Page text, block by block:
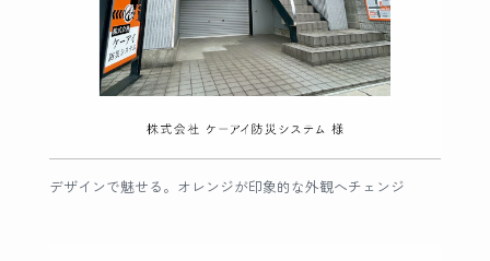
デザインで魅せる。オレンジが印象的な外観へチェンジ